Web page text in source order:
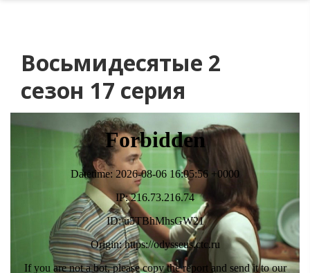
Восьмидесятые 2
сезон 17 серия